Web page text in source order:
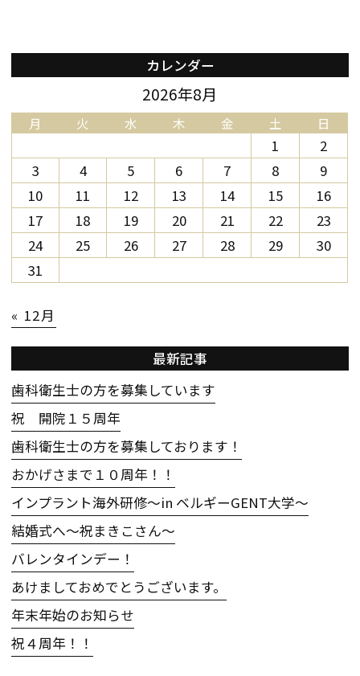
カレンダー
2026年8月
月 火 水 木 金 土 日
1
2
3
4 5 6 7 8
9
10
11 12 13 14 15
16
17
18 19 20 21 22
23
24
25 26 27 28 29
30
31
« 12月
最新記事
歯科衛生士の方を募集しています
祝 開院１５周年
歯科衛生士の方を募集しております！
おかげさまで１０周年！！
インプラント海外研修〜in ベルギーGENT大学〜
結婚式へ〜祝まきこさん〜
バレンタインデー！
あけましておめでとうございます。
年末年始のお知らせ
祝４周年！！